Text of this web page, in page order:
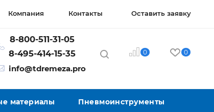
Компания Контакты Оставить заявку
8-800-511-31-05
8-495-414-15-35
info@tdremeza.pro
0 0
материалы Пневмоинструменты